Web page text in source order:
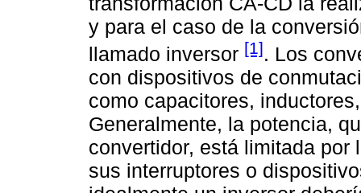
y para el caso de la
llamado inversor [1]. Los
con dispositivos de
como capacitores,
Generalmente, la potencia,
convertidor, está limitada
sus interruptores o